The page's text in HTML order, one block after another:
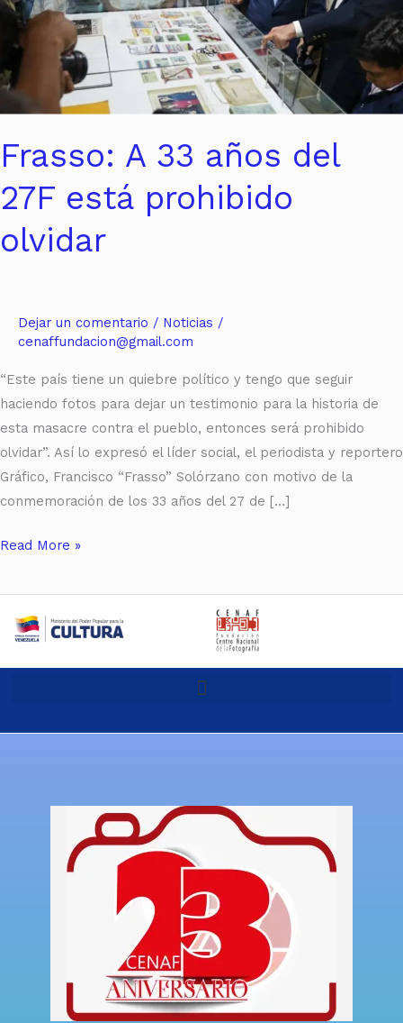
Frasso: A 33 años del
27F está prohibido
olvidar
Dejar un comentario / Noticias /
cenaffundacion@gmail.com
“Este país tiene un quiebre político y tengo que seguir
haciendo fotos para dejar un testimonio para la historia de
esta masacre contra el pueblo, entonces será prohibido
olvidar”. Así lo expresó el líder social, el periodista y reportero
Gráfico, Francisco “Frasso” Solórzano con motivo de la
conmemoración de los 33 años del 27 de […]
prohibido
olvidar
Read More »